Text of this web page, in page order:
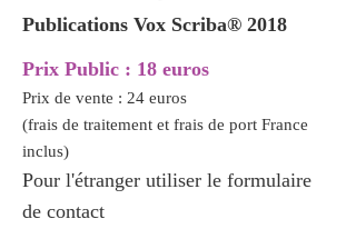
Publications Vox Scriba® 2018
Prix Public : 18 euros
Prix de vente : 24 euros
(frais de traitement et frais de port France
inclus)
Pour l'étranger utiliser le formulaire
de contact